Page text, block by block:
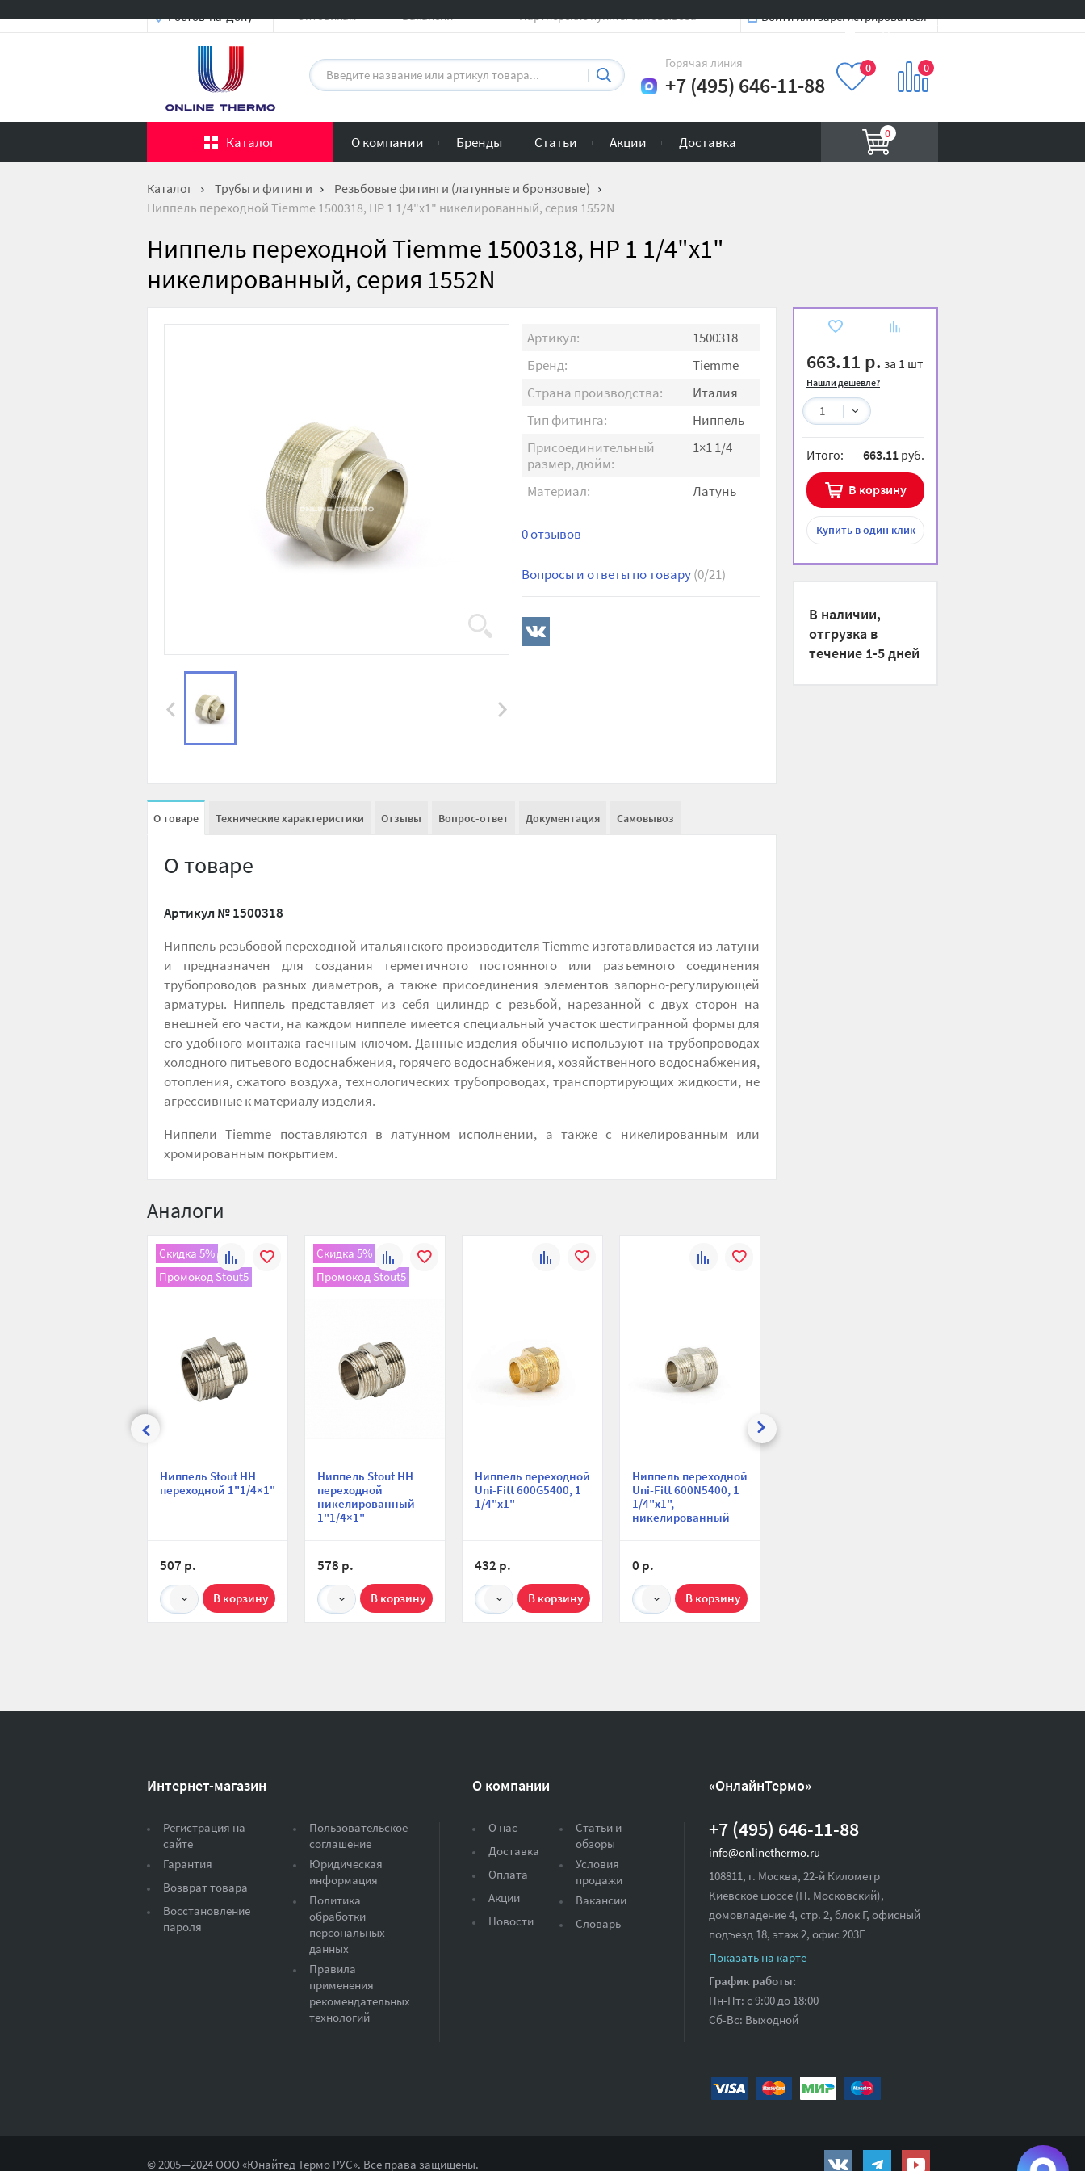
Ростов-на-Дону Оптовикам Вакансии Партнерские пункты самовывоза Войти или зарегистрироваться
Горячая линия
+7 (495) 646-11-88
0 0
Каталог О компании Бренды Статьи Акции Доставка 0
Вход на сайт
Каталог Трубы и фитинги
Резьбовые фитинги (латунные и бронзовые)
Ниппель переходной Tiemme 1500318, НР 1 1/4"x1" никелированный, серия 1552N
Ниппель переходной Tiemme 1500318, НР 1 1/4"x1"
никелированный, серия 1552N
663.11 р. за 1 шт
Нашли дешевле?
1
Итого: 663.11 руб.
В корзину
Купитьв один клик
В наличии,
отгрузка в
течение 1-5 дней
Артикул:
1500318
Бренд:
Tiemme
Страна производства:
Италия
Тип фитинга:
Ниппель
Присоединительный
размер, дюйм:
1×1 1/4
Материал: Латунь
0 отзывов
Вопросы и ответы по товару(0/21)
О товаре Технические характеристики Отзывы Вопрос-ответ Документация Самовывоз
О товаре
Артикул №1500318
Ниппель резьбовой переходной итальянского производителя Tiemme изготавливается из латуни
и предназначен для создания герметичного постоянного или разъемного соединения
трубопроводов разных диаметров, а также присоединения элементов запорно-регулирующей
арматуры. Ниппель представляет из себя цилиндр с резьбой, нарезанной с двух сторон на
внешней его части, на каждом ниппеле имеется специальный участок шестигранной формы для
его удобного монтажа гаечным ключом. Данные изделия обычно используют на трубопроводах
холодного питьевого водоснабжения, горячего водоснабжения, хозяйственного водоснабжения,
отопления, сжатого воздуха, технологических трубопроводах, транспортирующих жидкости, не
агрессивные к материалу изделия.
Ниппели Tiemme поставляются в латунном исполнении, а также с никелированным или
хромированным покрытием.
Аналоги
Скидка 5%
Промокод Stout5
К
сравнению
Ниппель Stout НН
переходной 1"1/4×1"
507 р.
1
Скидка 5%
Промокод Stout5
К
сравнению
Ниппель Stout НН
переходной
никелированный
1"1/4×1"
578 р.
1
Ниппель переходной
Uni-Fitt 600G5400, 1
1/4"х1"
432 р.
1
Ниппель переходной
Uni-Fitt 600N5400, 1
1/4"х1",
никелированный
0 р.
1
Интернет-магазин
Регистрация на
сайте
Гарантия
Возврат товара
Восстановление
пароля
Пользовательское
соглашение
Юридическая
информация
Политика
обработки
персональных
данных
Правила
применения
рекомендательных
технологий
О компании
О нас
Доставка
Оплата
Акции
Новости
Статьи и
обзоры
Условия
продажи
Вакансии
Словарь
«ОнлайнТермо»
+7 (495) 646-11-88
info@onlinethermo.ru
108811, г. Москва, 22-й Километр
Киевское шоссе (П. Московский),
домовладение 4, стр. 2, блок Г, офисный
подъезд 18,этаж 2, офис 203Г
Показать на карте
График работы:
Пн-Пт: с 9:00 до 18:00
Сб-Вс: Выходной
© 2005—2024 ООО «Юнайтед Термо РУС». Все права защищены.